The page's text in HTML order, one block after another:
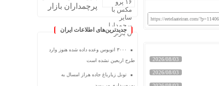
https://eetelaateiran.com/
2026/08/03
2026/08/03
پرچمداران بازار
جدیدترین‌های اطلاعات ایران
۳۰۰۰ اتوبوس وعده داده شده هنوز وارد
طرح اربعین نشده است
تونل زیارباغ جاده هراز امسال به